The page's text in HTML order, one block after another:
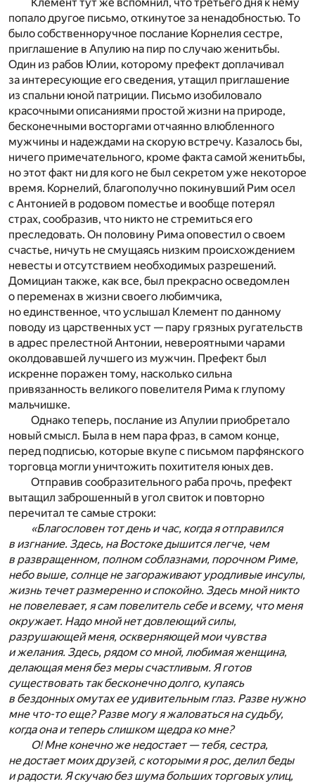
попало другое письмо, откинутое за ненадобностью. То
было собственноручное послание Корнелия сестре,
приглашение в Апулию на пир по случаю женитьбы.
Один из рабов Юлии, которому префект доплачивал
за интересующие его сведения, утащил приглашение
из спальни юной патриции. Письмо изобиловало
красочными описаниями простой жизни на природе,
бесконечными восторгами отчаянно влюбленного
мужчины и надеждами на скорую встречу. Казалось бы,
ничего примечательного, кроме факта самой женитьбы,
но этот факт ни для кого не был секретом уже некоторое
время. Корнелий, благополучно покинувший Рим осел
с Антонией в родовом поместье и вообще потерял
страх, сообразив, что никто не стремиться его
преследовать. Он половину Рима оповестил о своем
счастье, ничуть не смущаясь низким происхождением
невесты и отсутствием необходимых разрешений.
Домициан также, как все, был прекрасно осведомлен
о переменах в жизни своего любимчика,
но единственное, что услышал Клемент по данному
поводу из царственных уст — пару грязных ругательств
в адрес прелестной Антонии, невероятными чарами
околдовавшей лучшего из мужчин. Префект был
искренне поражен тому, насколько сильна
привязанность великого повелителя Рима к глупому
мальчишке.
Однако теперь, послание из Апулии приобретало
новый смысл. Была в нем пара фраз, в самом конце,
перед подписью, которые вкупе с письмом парфянского
торговца могли уничтожить похитителя юных дев.
Отправив сообразительного раба прочь, префект
вытащил заброшенный в угол свиток и повторно
перечитал те самые строки:
«Благословен тот день и час, когда я отправился
в изгнание. Здесь, на Востоке дышится легче, чем
в развращенном, полном соблазнами, порочном Риме,
небо выше, солнце не загораживают уродливые инсулы,
жизнь течет размеренно и спокойно. Здесь мной никто
не повелевает, я сам повелитель себе и всему, что меня
окружает. Надо мной нет довлеющий силы,
разрушающей меня, оскверняющей мои чувства
и желания. Здесь, рядом со мной, любимая женщина,
делающая меня без меры счастливым. Я готов
существовать так бесконечно долго, купаясь
в бездонных омутах ее удивительным глаз. Разве нужно
мне что-то еще? Разве могу я жаловаться на судьбу,
когда она и теперь слишком щедра ко мне?
О! Мне конечно же недостает — тебя, сестра,
не достает моих друзей, с которыми я рос, делил беды
и радости. Я скучаю без шума больших торговых улиц,